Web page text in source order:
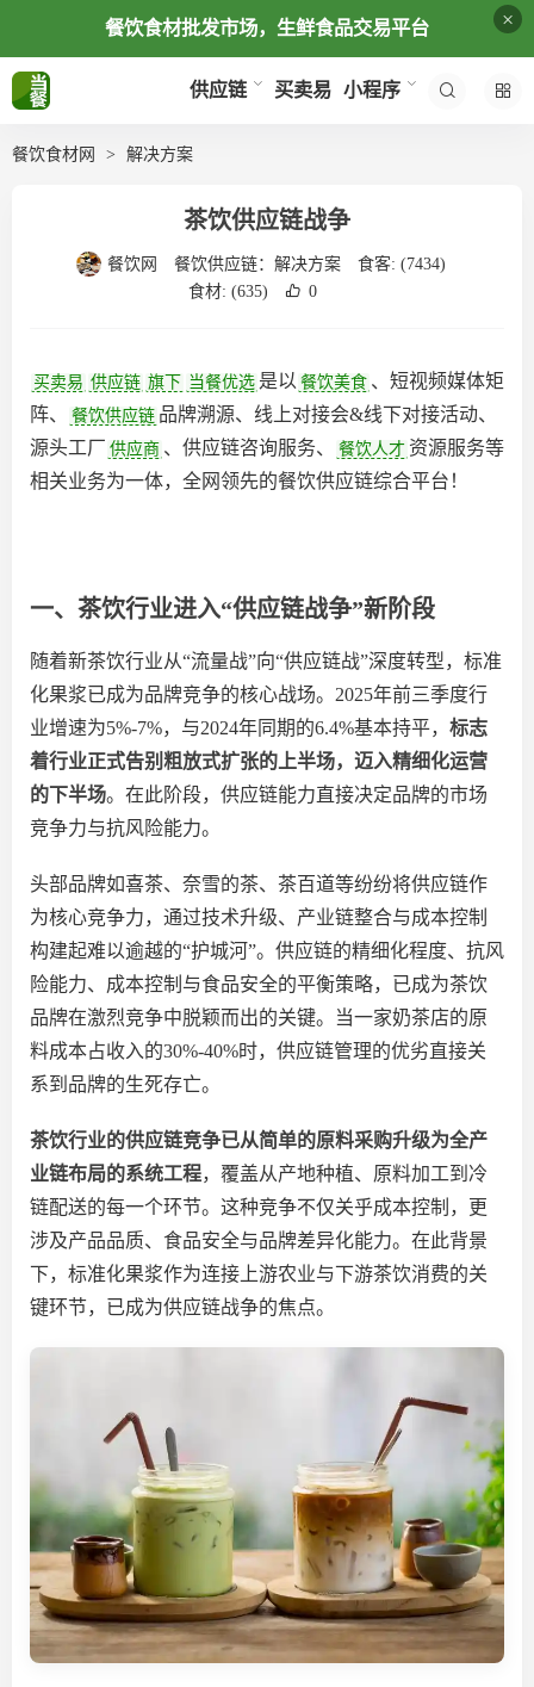
餐饮食材批发市场，生鲜食品交易平台 ×
供应链 买卖易 小程序
餐饮食材网 解决方案
茶饮供应链战争
餐饮网 餐饮供应链： 解决方案 食客: (7434)
食材: (635) 0
买卖易 供应链 旗下 当餐优选 是以 餐饮美食 、短视频媒体矩
阵、
餐饮供应链 品牌溯源、线上对接会&线下对接活动、
源头工厂 供应商 、供应链咨询服务、 餐饮人才 资源服务等
相关业务为一体，全网领先的餐饮供应链综合平台‌！
一、茶饮行业进入“供应链战争”新阶段
随着新茶饮行业从“流量战”向“供应链战”深度转型，标准
化果浆已成为品牌竞争的核心战场。2025年前三季度行
业增速为5%-7%，与2024年同期的6.4%基本持平， 标志
着行业正式告别粗放式扩张的上半场，迈入精细化运营
的下半场。在此阶段，供应链能力直接决定品牌的市场
竞争力与抗风险能力。
头部品牌如喜茶、奈雪的茶、茶百道等纷纷将供应链作
为核心竞争力，通过技术升级、产业链整合与成本控制
构建起难以逾越的“护城河”。供应链的精细化程度、抗风
险能力、成本控制与食品安全的平衡策略，已成为茶饮
品牌在激烈竞争中脱颖而出的关键。当一家奶茶店的原
料成本占收入的30%-40%时，供应链管理的优劣直接关
系到品牌的生死存亡。
茶饮行业的供应链竞争已从简单的原料采购升级为全产
业链布局的系统工程， 覆盖从产地种植、原料加工到冷
链配送的每一个环节。 这种竞争不仅关乎成本控制，更
涉及产品品质、食品安全与品牌差异化能力。在此背景
下，标准化果浆作为连接上游农业与下游茶饮消费的关
键环节，已成为供应链战争的焦点。